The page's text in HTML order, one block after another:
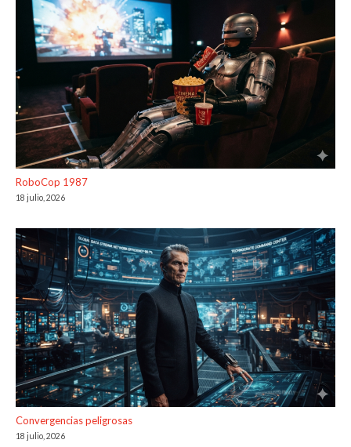
RoboCop 1987
18 julio, 2026
Convergencias peligrosas
18 julio, 2026